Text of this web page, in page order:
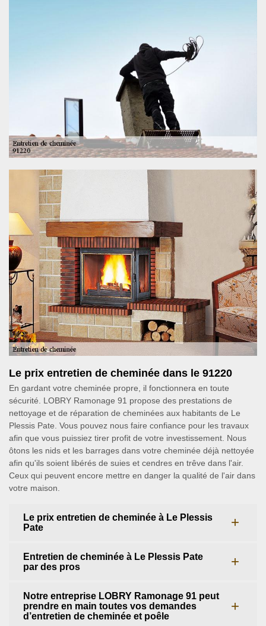
Le prix entretien de cheminée dans le 91220
En gardant votre cheminée propre, il fonctionnera en toute
sécurité. LOBRY Ramonage 91 propose des prestations de
nettoyage et de réparation de cheminées aux habitants de Le
Plessis Pate. Vous pouvez nous faire confiance pour les travaux
afin que vous puissiez tirer profit de votre investissement. Nous
ôtons les nids et les barrages dans votre cheminée déjà nettoyée
afin qu'ils soient libérés de suies et cendres en trêve dans l'air.
Ceux qui peuvent encore mettre en danger la qualité de l'air dans
votre maison.
Le prix entretien de cheminée à Le Plessis
Pate
Entretien de cheminée à Le Plessis Pate
par des pros
Notre entreprise LOBRY Ramonage 91 peut
prendre en main toutes vos demandes
d’entretien de cheminée et poêle